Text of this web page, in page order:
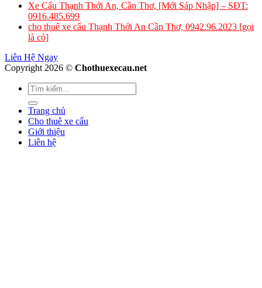
Xe Cẩu Thạnh Thới An, Cần Thơ, [Mới Sáp Nhập] – SĐT:
0916.485.699
cho thuê xe cẩu Thạnh Thới An Cần Thơ, 0942.96.2023 [gọi
là có]
Liên Hệ Ngay
Copyright 2026 © Chothuexecau.net
Trang chủ
Cho thuê xe cẩu
Giới thiệu
Liên hệ